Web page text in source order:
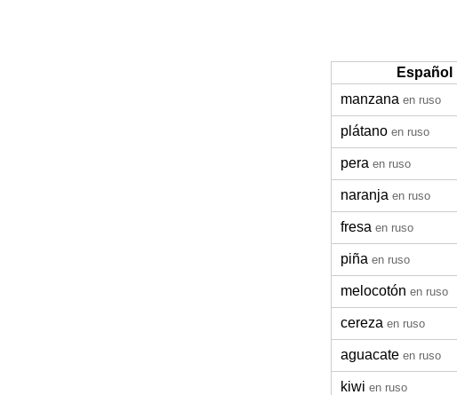
Español
manzana en ruso
plátano en ruso
pera en ruso
naranja en ruso
fresa en ruso
piña en ruso
melocotón en ruso
cereza en ruso
aguacate en ruso
kiwi en ruso